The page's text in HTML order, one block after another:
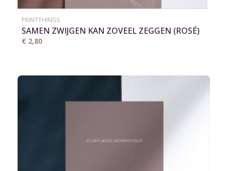
PRINTTHINGS
SAMEN ZWIJGEN KAN ZOVEEL ZEGGEN (ROSÉ)
€ 2,80